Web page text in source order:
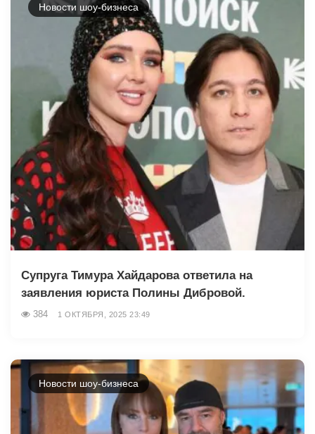
Новости шоу-бизнеса
Супруга Тимура Хайдарова ответила на
заявления юриста Полины Дибровой.
384 1 ОКТЯБРЯ, 2025 23:49
Новости шоу-бизнеса